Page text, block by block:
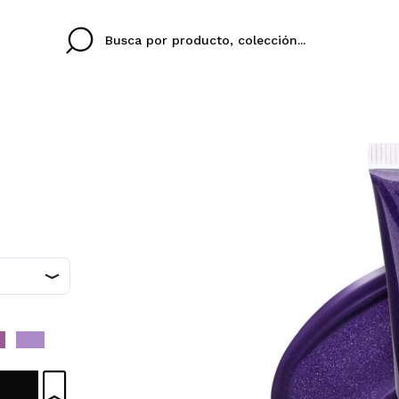
No tengo cuenta
Al crear una cuenta
rápidamente, revisar
anteriores.
IDIOMA ENGLISH
Ines
colori